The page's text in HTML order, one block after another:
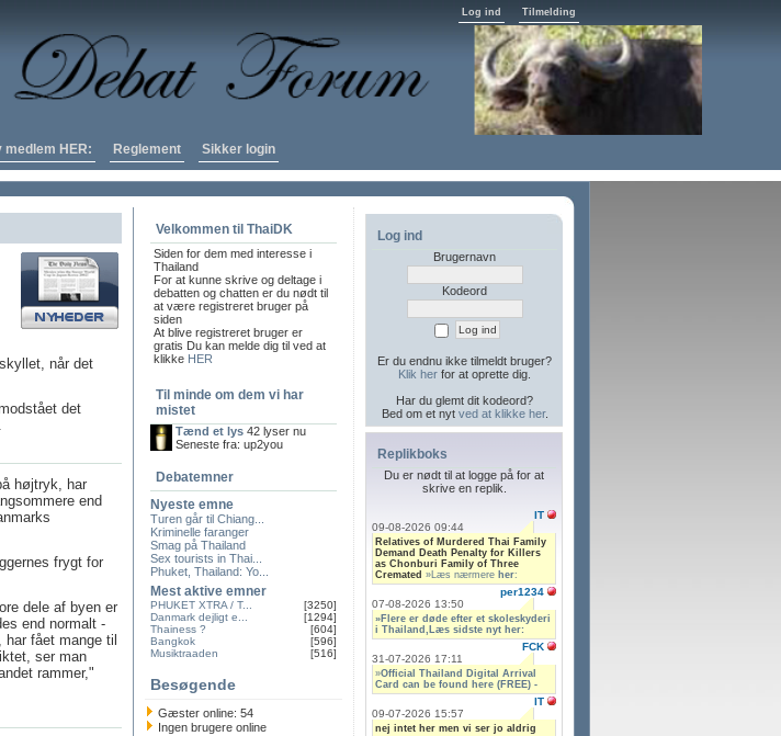
Log ind Tilmelding
medlem HER: Reglement Sikker login
når det
det
højtryk, har
end
frygt for
dele af byen er
end normalt -
fået mange til
ser man
rammer,"
Velkommen til ThaiDK
Siden for dem med interesse i
Thailand
For at kunne skrive og deltage i
debatten og chatten er du nødt til
at være registreret bruger på
siden
At blive registreret bruger er
gratis Du kan melde dig til ved at
klikke HER
Til minde om dem vi har
mistet
Tænd et lys 42 lyser nu
Seneste fra: up2you
Debatemner
Nyeste emne
Turen går til Chiang...
Kriminelle faranger
Smag på Thailand
Sex tourists in Thai...
Phuket, Thailand: Yo...
Mest aktive emner
PHUKET XTRA / T...
[3250]
Danmark dejligt e...
[1294]
Thainess ?
[604]
Bangkok
[596]
Musiktraaden
[516]
Besøgende
Gæster online: 54
Ingen brugere online
Log ind
Brugernavn
Kodeord
Er du endnu ikke tilmeldt bruger?
Klik her for at oprette dig.
Har du glemt dit kodeord?
Bed om et nyt ved at klikke her.
Replikboks
Du er nødt til at logge på for at
skrive en replik.
IT
09-08-2026 09:44
Relatives of Murdered Thai Family
Demand Death Penalty for Killers
as Chonburi Family of Three
Cremated »Læs nærmere her:
per1234
07-08-2026 13:50
»Flere er døde efter et skoleskyderi
i Thailand,Læs sidste nyt her:
FCK
31-07-2026 17:11
»Official Thailand Digital Arrival
Card can be found here (FREE) -
IT
09-07-2026 15:57
nej intet her men vi ser jo aldrig